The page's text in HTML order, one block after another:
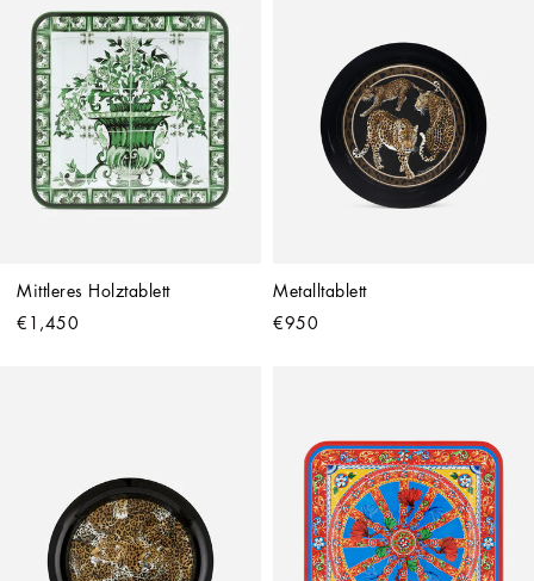
Mittleres Holztablett
€1,450
Metalltablett
€950